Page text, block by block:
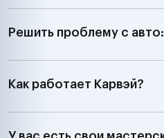
Решить проблему с
Как работает Карвэй?